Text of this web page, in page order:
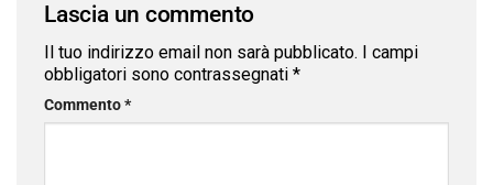
Lascia un commento
Il tuo indirizzo email non sarà pubblicato. I campi
obbligatori sono contrassegnati *
Commento*